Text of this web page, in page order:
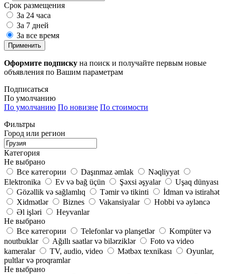
Срок размещения
За 24 часа
За 7 дней
За все время
Применить
Оформите подписку на поиск и получайте первым новые
объявления по Вашим параметрам
Подписаться
По умолчанию
По умолчанию По новизне По стоимости
Фильтры
Город или регион
Категория
Не выбрано
Все категории
Daşınmaz əmlak
Nəqliyyat
Elektronika
Ev və bağ üçün Şəxsi əşyalar
Uşaq dünyası
Gözəllik və sağlamlıq
Təmir və tikinti
İdman və istirahət
Xidmətlər
Biznes Vakansiyalar
Hobbi və əyləncə
Əl işləri
Heyvanlar
Не выбрано
Все категории
Telefonlar və planşetlər
Kompüter və
noutbuklar
Ağıllı saatlar və bilərziklər
Foto və video
kameralar
TV, audio, video Mətbəx texnikası
Oyunlar,
pultlar və proqramlar
Не выбрано